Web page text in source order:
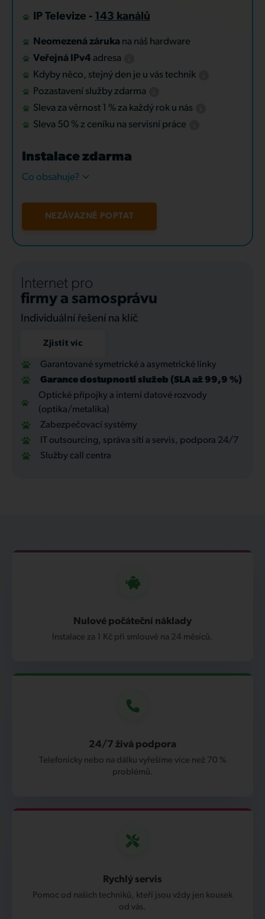
IP Televize - 143 kanálů
Neomezená záruka na náš hardware
Veřejná IPv4 adresa
Kdyby něco, stejný den je u vás technik
Pozastavení služby zdarma
Sleva za věrnost 1 % za každý rok u nás
Sleva 50 % z ceníku na servisní práce
Instalace zdarma
Co obsahuje?
NEZÁVAZNĚ POPTAT
Internet pro
firmy a samosprávu
Individuální řešení na klíč
Zjistit víc
Garantované symetrické a asymetrické linky
Garance dostupnosti služeb (SLA až 99,9 %)
Optické přípojky a interní datové rozvody
(optika/metalika)
Zabezpečovací systémy
IT outsourcing, správa sítí a servis, podpora 24/7
Služby call centra
Nulové počáteční náklady
Instalace za 1 Kč při smlouvě na 24 měsíců.
24/7 živá podpora
Telefonicky nebo na dálku vyřešíme více než 70 %
problémů.
Rychlý servis
Pomoc od našich techniků, kteří jsou vždy jen kousek
od vás.